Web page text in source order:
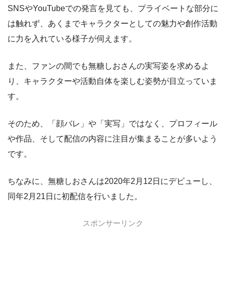
SNSやYouTubeでの発言を見ても、プライベートな部分に
は触れず、あくまでキャラクターとしての魅力や創作活動
に力を入れている様子が伺えます。
また、ファンの間でも無糖しおさんの実写姿を求めるよ
り、キャラクターや活動自体を楽しむ姿勢が目立っていま
す。
そのため、「顔バレ」や「実写」ではなく、プロフィール
や作品、そして配信の内容に注目が集まることが多いよう
です。
ちなみに、無糖しおさんは2020年2月12日にデビューし、
同年2月21日に初配信を行いました。
スポンサーリンク